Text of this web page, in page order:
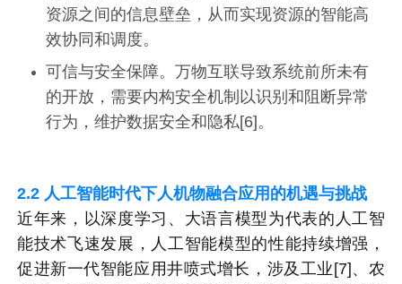
资源之间的信息壁垒，从而实现资源的智能高
效协同和调度。
可信与安全保障。万物互联导致系统前所未有
的开放，需要内构安全机制以识别和阻断异常
行为，维护数据安全和隐私[6]。
2.2 人工智能时代下人机物融合应用的机遇与挑战
近年来，以深度学习、大语言模型为代表的人工智
能技术飞速发展，人工智能模型的性能持续增强，
促进新一代智能应用井喷式增长，涉及工业[7]、农